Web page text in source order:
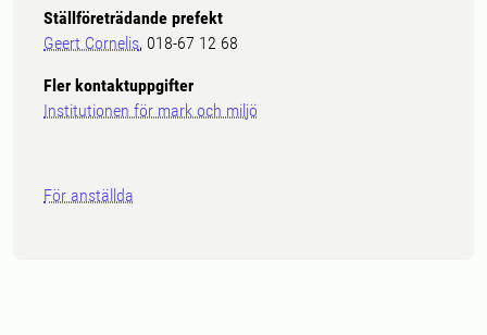
Ställföreträdande prefekt
Geert Cornelis, 018-67 12 68
Fler kontaktuppgifter
Institutionen för mark och miljö
För anställda